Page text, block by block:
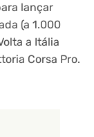
lançar
(a 1.000
a Itália
Corsa Pro.